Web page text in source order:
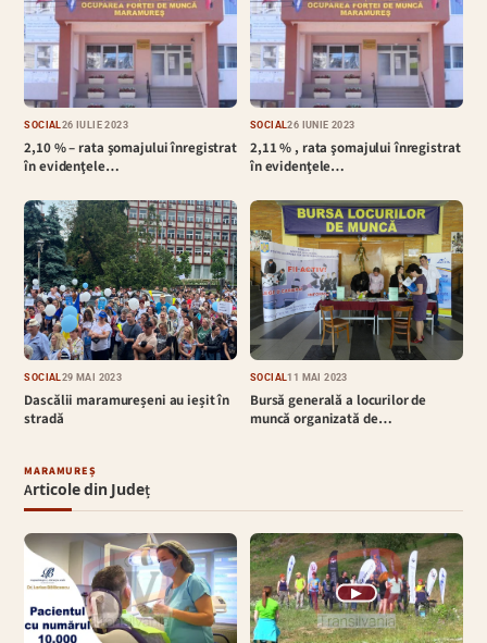
SOCIAL26 IULIE 2023
2,10 % – rata şomajului înregistrat
în evidenţele…
SOCIAL26 IUNIE 2023
2,11 % , rata şomajului înregistrat
în evidenţele…
SOCIAL 29 MAI 2023
Dascălii maramureșeni au ieșit în
stradă
SOCIAL11 MAI 2023
Bursă generală a locurilor de
muncă organizată de…
MARAMUREȘ
Articole din Județ
▶